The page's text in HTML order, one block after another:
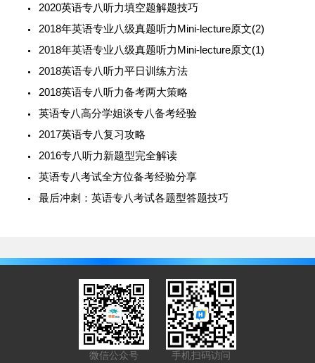
2020英语专八听力填空题解题技巧
2018年英语专业八级真题听力Mini-lecture原文(2)
2018年英语专业八级真题听力Mini-lecture原文(1)
2018英语专八听力平日训练方法
2018英语专八听力备考两大策略
英语专八高分学姐谈专八备考经验
2017英语专八复习攻略
2016专八听力新题型完全解读
英语专八考试全方位备考经验分享
最后冲刺：英语专八考试各题型答题技巧
微信公众号 手机扫码访问